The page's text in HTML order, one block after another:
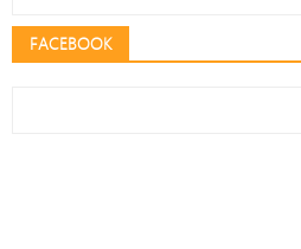
FACEBOOK